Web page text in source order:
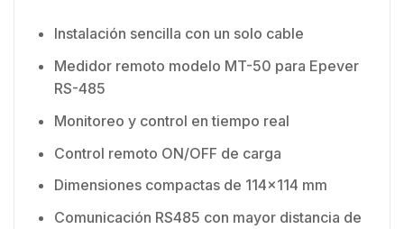
Instalación sencilla con un solo cable
Medidor remoto modelo MT-50 para Epever
RS-485
Monitoreo y control en tiempo real
Control remoto ON/OFF de carga
Dimensiones compactas de 114×114 mm
Comunicación RS485 con mayor distancia de